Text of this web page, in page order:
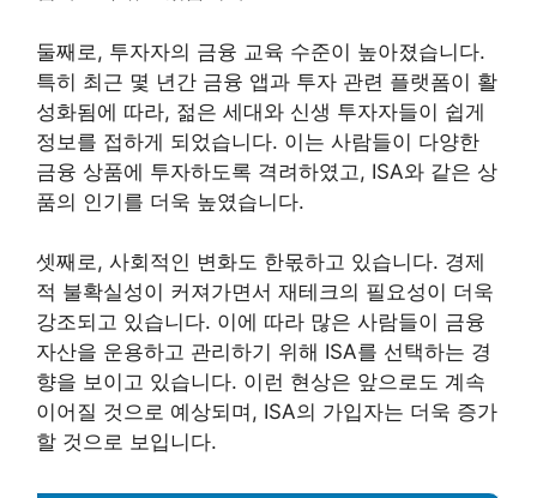
둘째로, 투자자의 금융 교육 수준이 높아졌습니다.
특히 최근 몇 년간 금융 앱과 투자 관련 플랫폼이 활
성화됨에 따라, 젊은 세대와 신생 투자자들이 쉽게
정보를 접하게 되었습니다. 이는 사람들이 다양한
금융 상품에 투자하도록 격려하였고, ISA와 같은 상
품의 인기를 더욱 높였습니다.
셋째로, 사회적인 변화도 한몫하고 있습니다. 경제
적 불확실성이 커져가면서 재테크의 필요성이 더욱
강조되고 있습니다. 이에 따라 많은 사람들이 금융
자산을 운용하고 관리하기 위해 ISA를 선택하는 경
향을 보이고 있습니다. 이런 현상은 앞으로도 계속
이어질 것으로 예상되며, ISA의 가입자는 더욱 증가
할 것으로 보입니다.